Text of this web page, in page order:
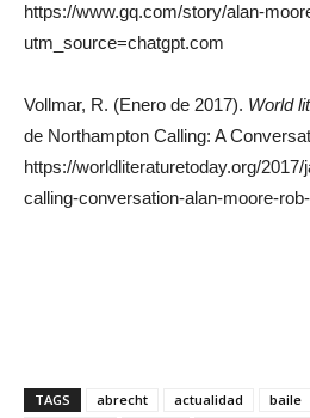
https://www.gq.com/story/alan-
utm_source=chatgpt.com
Vollmar, R. (Enero de 2017). World
de Northampton Calling: A
https://worldliteraturetoday.org/
calling-conversation-alan-moore-
TAGS abrecht actualidad baile